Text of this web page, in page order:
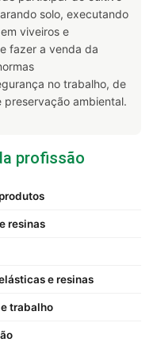
solo, executando
viveiros e
fazer a venda da
no trabalho, de
ambiental.
profissão
resinas
e resinas
trabalho